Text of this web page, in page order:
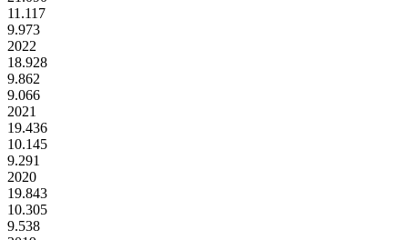
11.117
9.973
2022
18.928
9.862
9.066
2021
19.436
10.145
9.291
2020
19.843
10.305
9.538